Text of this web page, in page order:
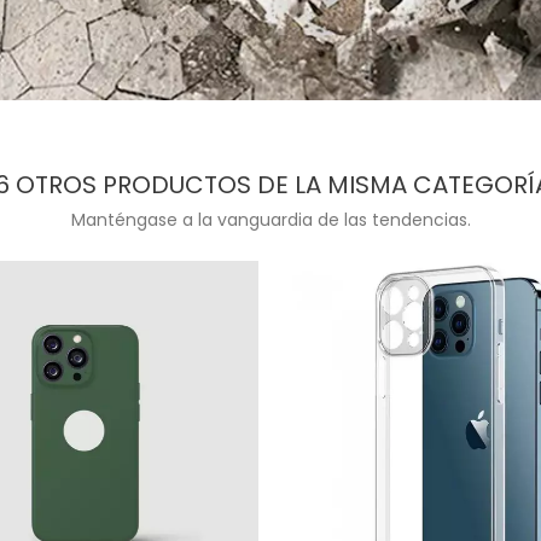
OTROS PRODUCTOS DE LA MISMA
Manténgase a la vanguardia de las tendencias.